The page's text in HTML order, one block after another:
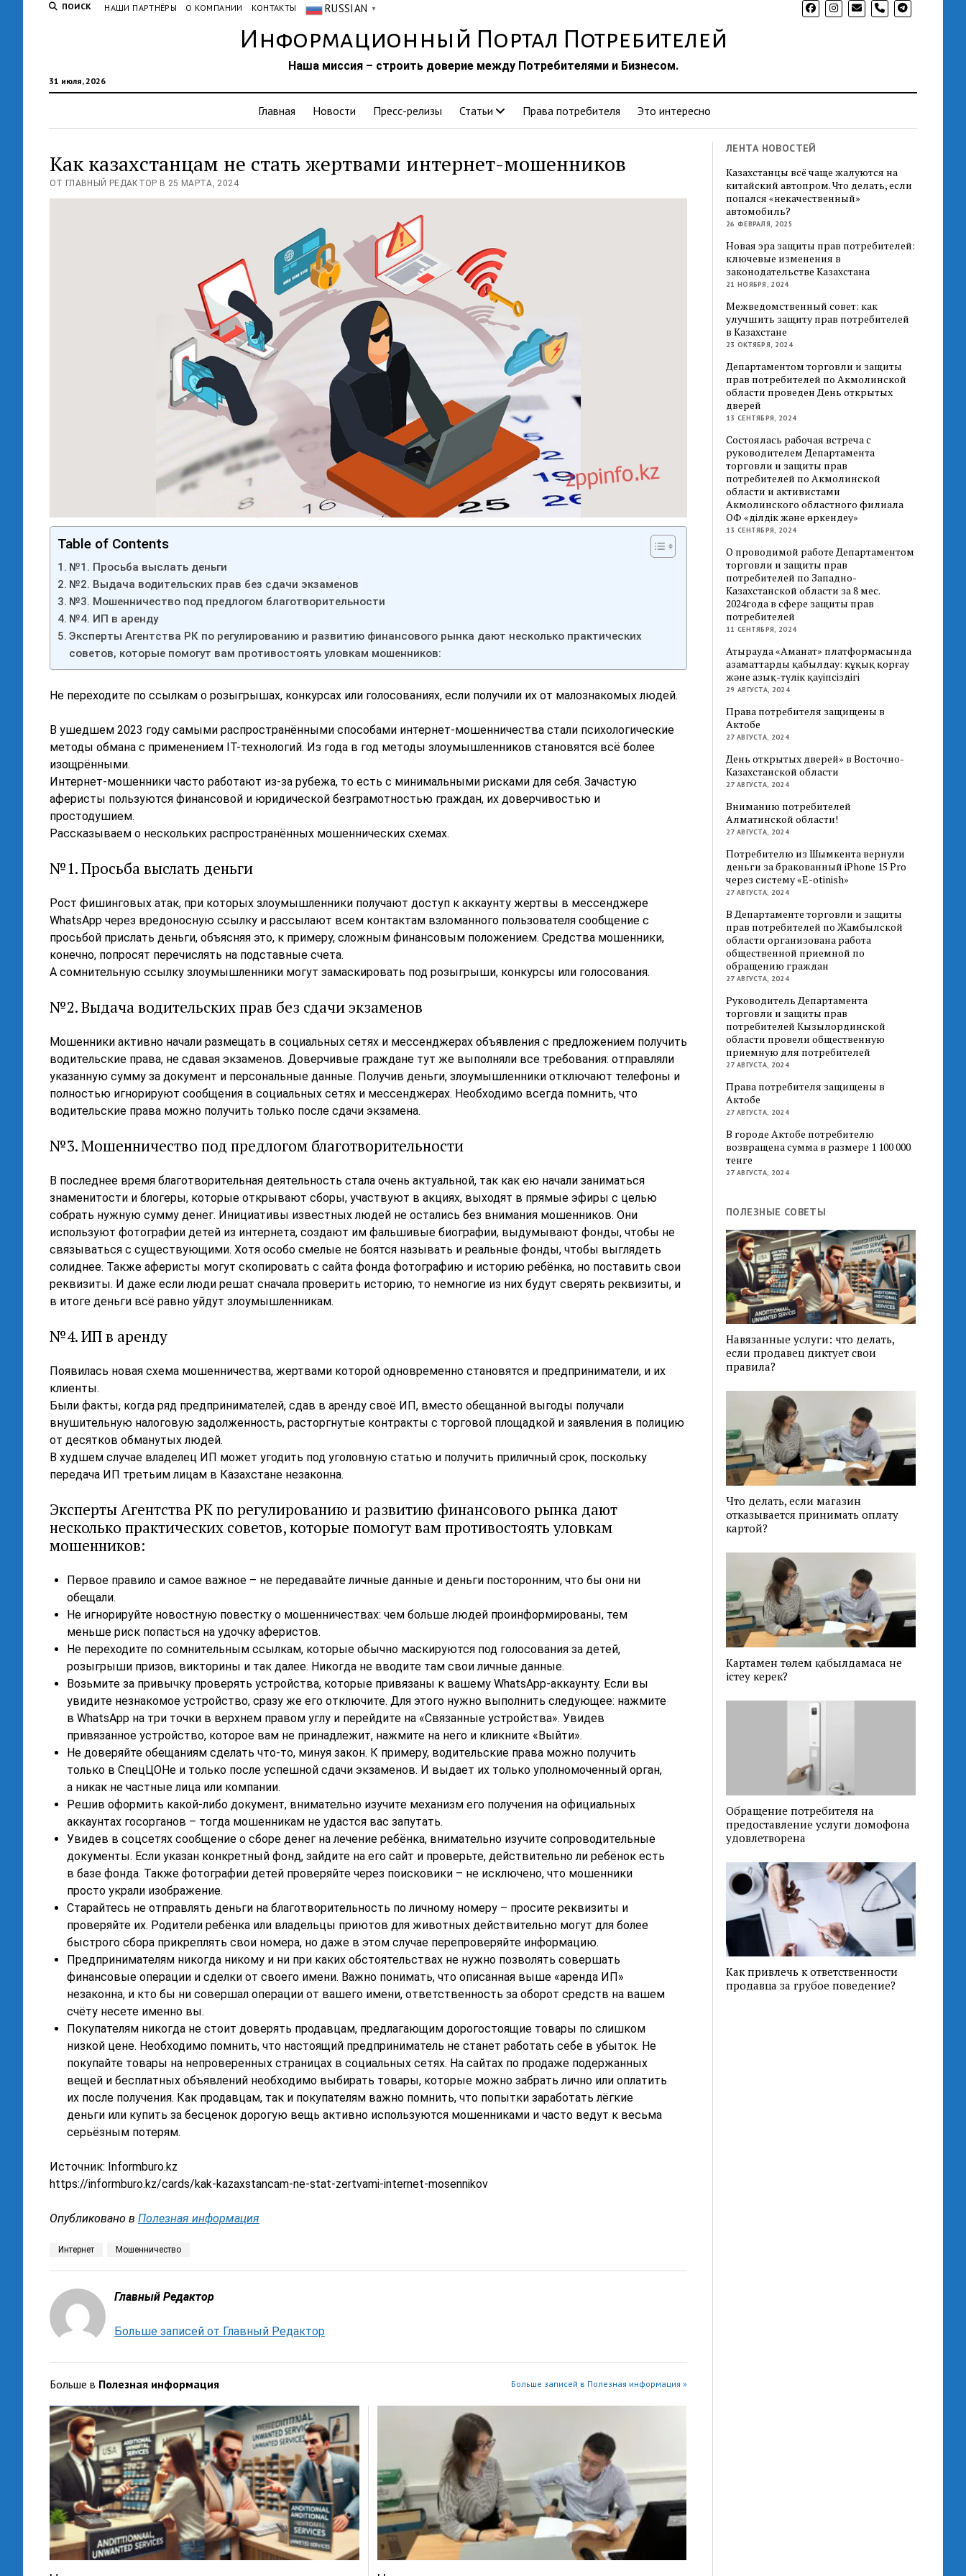
ПОИСК НАШИ ПАРТНЁРЫ О КОМПАНИИ КОНТАКТЫ RUSSIAN ▼ phone
Информационный Портал Потребителей
31 июля, 2026
Наша миссия – строить доверие между Потребителями и Бизнесом.
Главная Новости Пресс-релизы Статьи Права потребителя Это интересно
Как казахстанцам не стать жертвами интернет-мошенников
ОТ ГЛАВНЫЙ РЕДАКТОР В 25 МАРТА, 2024
Table of Contents
№1. Просьба выслать деньги
№2. Выдача водительских прав без сдачи экзаменов
№3. Мошенничество под предлогом благотворительности
№4. ИП в аренду
Эксперты Агентства РК по регулированию и развитию финансового рынка дают несколько практических
советов, которые помогут вам противостоять уловкам мошенников:
Не переходите по ссылкам о розыгрышах, конкурсах или голосованиях, если получили их от малознакомых людей.
В ушедшем 2023 году самыми распространёнными способами интернет-мошенничества стали психологические
методы обмана с применением IT-технологий. Из года в год методы злоумышленников становятся всё более
изощрёнными.
Интернет-мошенники часто работают из-за рубежа, то есть с минимальными рисками для себя. Зачастую
аферисты пользуются финансовой и юридической безграмотностью граждан, их доверчивостью и
простодушием.
Рассказываем о нескольких распространённых мошеннических схемах.
№1. Просьба выслать деньги
Рост фишинговых атак, при которых злоумышленники получают доступ к аккаунту жертвы в мессенджере
WhatsАpp через вредоносную ссылку и рассылают всем контактам взломанного пользователя сообщение с
просьбой прислать деньги, объясняя это, к примеру, сложным финансовым положением. Средства мошенники,
конечно, попросят перечислять на подставные счета.
А сомнительную ссылку злоумышленники могут замаскировать под розыгрыши, конкурсы или голосования.
№2. Выдача водительских прав без сдачи экзаменов
Мошенники активно начали размещать в социальных сетях и мессенджерах объявления с предложением получить
водительские права, не сдавая экзаменов. Доверчивые граждане тут же выполняли все требования: отправляли
указанную сумму за документ и персональные данные. Получив деньги, злоумышленники отключают телефоны и
полностью игнорируют сообщения в социальных сетях и мессенджерах. Необходимо всегда помнить, что
водительские права можно получить только после сдачи экзамена.
№3. Мошенничество под предлогом благотворительности
В последнее время благотворительная деятельность стала очень актуальной, так как ею начали заниматься
знаменитости и блогеры, которые открывают сборы, участвуют в акциях, выходят в прямые эфиры с целью
собрать нужную сумму денег. Инициативы известных людей не остались без внимания мошенников. Они
используют фотографии детей из интернета, создают им фальшивые биографии, выдумывают фонды, чтобы не
связываться с существующими. Хотя особо смелые не боятся называть и реальные фонды, чтобы выглядеть
солиднее. Также аферисты могут скопировать с сайта фонда фотографию и историю ребёнка, но поставить свои
реквизиты. И даже если люди решат сначала проверить историю, то немногие из них будут сверять реквизиты, и
в итоге деньги всё равно уйдут злоумышленникам.
№4. ИП в аренду
Появилась новая схема мошенничества, жертвами которой одновременно становятся и предприниматели, и их
клиенты.
Были факты, когда ряд предпринимателей, сдав в аренду своё ИП, вместо обещанной выгоды получали
внушительную налоговую задолженность, расторгнутые контракты с торговой площадкой и заявления в полицию
от десятков обманутых людей.
В худшем случае владелец ИП может угодить под уголовную статью и получить приличный срок, поскольку
передача ИП третьим лицам в Казахстане незаконна.
Эксперты Агентства РК по регулированию и развитию финансового рынка дают
несколько практических советов, которые помогут вам противостоять уловкам
мошенников:
Первое правило и самое важное – не передавайте личные данные и деньги посторонним, что бы они ни
обещали.
Не игнорируйте новостную повестку о мошенничествах: чем больше людей проинформированы, тем
меньше риск попасться на удочку аферистов.
Не переходите по сомнительным ссылкам, которые обычно маскируются под голосования за детей,
розыгрыши призов, викторины и так далее. Никогда не вводите там свои личные данные.
Возьмите за привычку проверять устройства, которые привязаны к вашему WhatsApp-аккаунту. Если вы
увидите незнакомое устройство, сразу же его отключите. Для этого нужно выполнить следующее: нажмите
в WhatsApp на три точки в верхнем правом углу и перейдите на «Связанные устройства». Увидев
привязанное устройство, которое вам не принадлежит, нажмите на него и кликните «Выйти».
Не доверяйте обещаниям сделать что-то, минуя закон. К примеру, водительские права можно получить
только в СпецЦОНе и только после успешной сдачи экзаменов. И выдает их только уполномоченный орган,
а никак не частные лица или компании.
Решив оформить какой-либо документ, внимательно изучите механизм его получения на официальных
аккаунтах госорганов – тогда мошенникам не удастся вас запутать.
Увидев в соцсетях сообщение о сборе денег на лечение ребёнка, внимательно изучите сопроводительные
документы. Если указан конкретный фонд, зайдите на его сайт и проверьте, действительно ли ребёнок есть
в базе фонда. Также фотографии детей проверяйте через поисковики – не исключено, что мошенники
просто украли изображение.
Старайтесь не отправлять деньги на благотворительность по личному номеру – просите реквизиты и
проверяйте их. Родители ребёнка или владельцы приютов для животных действительно могут для более
быстрого сбора прикреплять свои номера, но даже в этом случае перепроверяйте информацию.
Предпринимателям никогда никому и ни при каких обстоятельствах не нужно позволять совершать
финансовые операции и сделки от своего имени. Важно понимать, что описанная выше «аренда ИП»
незаконна, и кто бы ни совершал операции от вашего имени, ответственность за оборот средств на вашем
счёту несете именно вы.
Покупателям никогда не стоит доверять продавцам, предлагающим дорогостоящие товары по слишком
низкой цене. Необходимо помнить, что настоящий предприниматель не станет работать себе в убыток. Не
покупайте товары на непроверенных страницах в социальных сетях. На сайтах по продаже подержанных
вещей и бесплатных объявлений необходимо выбирать товары, которые можно забрать лично или оплатить
их после получения. Как продавцам, так и покупателям важно помнить, что попытки заработать лёгкие
деньги или купить за бесценок дорогую вещь активно используются мошенниками и часто ведут к весьма
серьёзным потерям.
Источник: Informburo.kz
https://informburo.kz/cards/kak-kazaxstancam-ne-stat-zertvami-internet-mosennikov
Опубликовано в Полезная информация
Интернет Мошенничество
Главный Редактор
Больше записей от Главный Редактор
Больше в Полезная информация Больше записей в Полезная информация »
ЛЕНТА НОВОСТЕЙ
Казахстанцы всё чаще жалуются на
китайский автопром. Что делать, если
попался «некачественный»
автомобиль?
26 ФЕВРАЛЯ, 2025
Новая эра защиты прав потребителей:
ключевые изменения в
законодательстве Казахстана
21 НОЯБРЯ, 2024
Межведомственный совет: как
улучшить защиту прав потребителей
в Казахстане
23 ОКТЯБРЯ, 2024
Департаментом торговли и защиты
прав потребителей по Акмолинской
области проведен День открытых
дверей
13 СЕНТЯБРЯ, 2024
Состоялась рабочая встреча с
руководителем Департамента
торговли и защиты прав
потребителей по Акмолинской
области и активистами
Акмолинского областного филиала
ОФ «Әділдік және өркендеу»
13 СЕНТЯБРЯ, 2024
О проводимой работе Департаментом
торговли и защиты прав
потребителей по Западно-
Казахстанской области за 8 мес.
2024года в сфере защиты прав
потребителей
11 СЕНТЯБРЯ, 2024
Атырауда «Аманат» платформасында
азаматтарды қабылдау: құқық қорғау
және азық-түлік қауіпсіздігі
29 АВГУСТА, 2024
Права потребителя защищены в
Актобе
27 АВГУСТА, 2024
День открытых дверей» в Восточно-
Казахстанской области
27 АВГУСТА, 2024
Вниманию потребителей
Алматинской области!
27 АВГУСТА, 2024
Потребителю из Шымкента вернули
деньги за бракованный iPhone 15 Pro
через систему «E-otinish»
27 АВГУСТА, 2024
В Департаменте торговли и защиты
прав потребителей по Жамбылской
области организована работа
общественной приемной по
обращению граждан
27 АВГУСТА, 2024
Руководитель Департамента
торговли и защиты прав
потребителей Кызылординской
области провели общественную
приемную для потребителей
27 АВГУСТА, 2024
Права потребителя защищены в
Актобе
27 АВГУСТА, 2024
В городе Актобе потребителю
возвращена сумма в размере 1 100 000
тенге
27 АВГУСТА, 2024
ПОЛЕЗНЫЕ СОВЕТЫ
Навязанные услуги: что делать,
если продавец диктует свои
правила?
Что делать, если магазин
отказывается принимать оплату
картой?
Картамен төлем қабылдамаса не
істеу керек?
Обращение потребителя на
предоставление услуги домофона
удовлетворена
Как привлечь к ответственности
продавца за грубое поведение?